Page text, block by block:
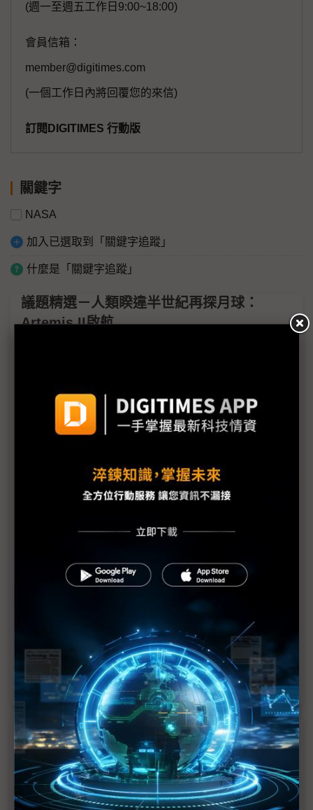
(週一至週五工作日9:00~18:00)
會員信箱：
member@digitimes.com
(一個工作日內將回覆您的來信)
訂閱DIGITIMES 行動版
關鍵字
NASA
加入已選取到「關鍵字追蹤」
什麼是「關鍵字追蹤」
議題精選－人類睽違半世紀再探月球：
Artemis II啟航
從Apple II到iPhone 17 Pro 蘋果硬體隨Artemis II
完成40年太空循環
Artemis II創太空通訊新里程碑 實現太空艙與太空站
科技1分鐘：阿提米絲2號繞月任務
Rapidus拋月球建廠願景 2奈米量產後力推「晶圓特
Artemis II成功發射 逾半世紀後美國再探月球
睽違半世紀載人繞月啟航 NASA阿提米絲2號定檔4
月1日
近７天熱門報導
MLCC訂單過熱、出貨比創高 村田示警全球AI基
建熱潮將趨緩